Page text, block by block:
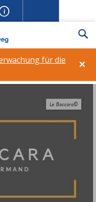
×
für die
Le Baccara©